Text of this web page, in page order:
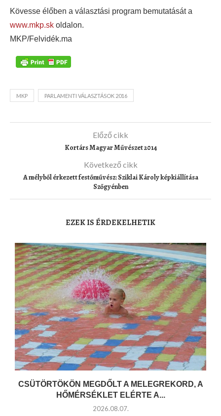
Kövesse élőben a választási program bemutatását a
www.mkp.sk oldalon.
MKP/Felvidék.ma
MKP PARLAMENTI VÁLASZTÁSOK 2016
Előző cikk
Kortárs Magyar Művészet 2014
Következő cikk
A mélyből érkezett festőművész: Sziklai Károly képkiállítása
Szőgyénben
EZEK IS ÉRDEKELHETIK
CSÜTÖRTÖKÖN MEGDŐLT A MELEGREKORD, A
HŐMÉRSÉKLET ELÉRTE A...
2026.08.07.